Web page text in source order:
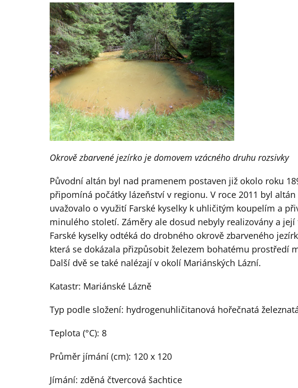
Okrově zbarvené jezírko je domovem vzácného druhu rozsivky
Původní altán byl nad pramenem postaven již okolo roku
připomíná počátky lázeňství v regionu. V roce 2011 byl
uvažovalo o využití Farské kyselky k uhličitým koupelím a
minulého století. Záměry ale dosud nebyly realizovány a
Farské kyselky odtéká do drobného okrově zbarveného
která se dokázala přizpůsobit železem bohatému prostředí
Další dvě se také nalézají v okolí Mariánských Lázní.
Katastr: Mariánské Lázně
Typ podle složení: hydrogenuhličitanová hořečnatá
Teplota (°C): 8
Průměr jímání (cm): 120 x 120
Jímání: zděná čtvercová šachtice